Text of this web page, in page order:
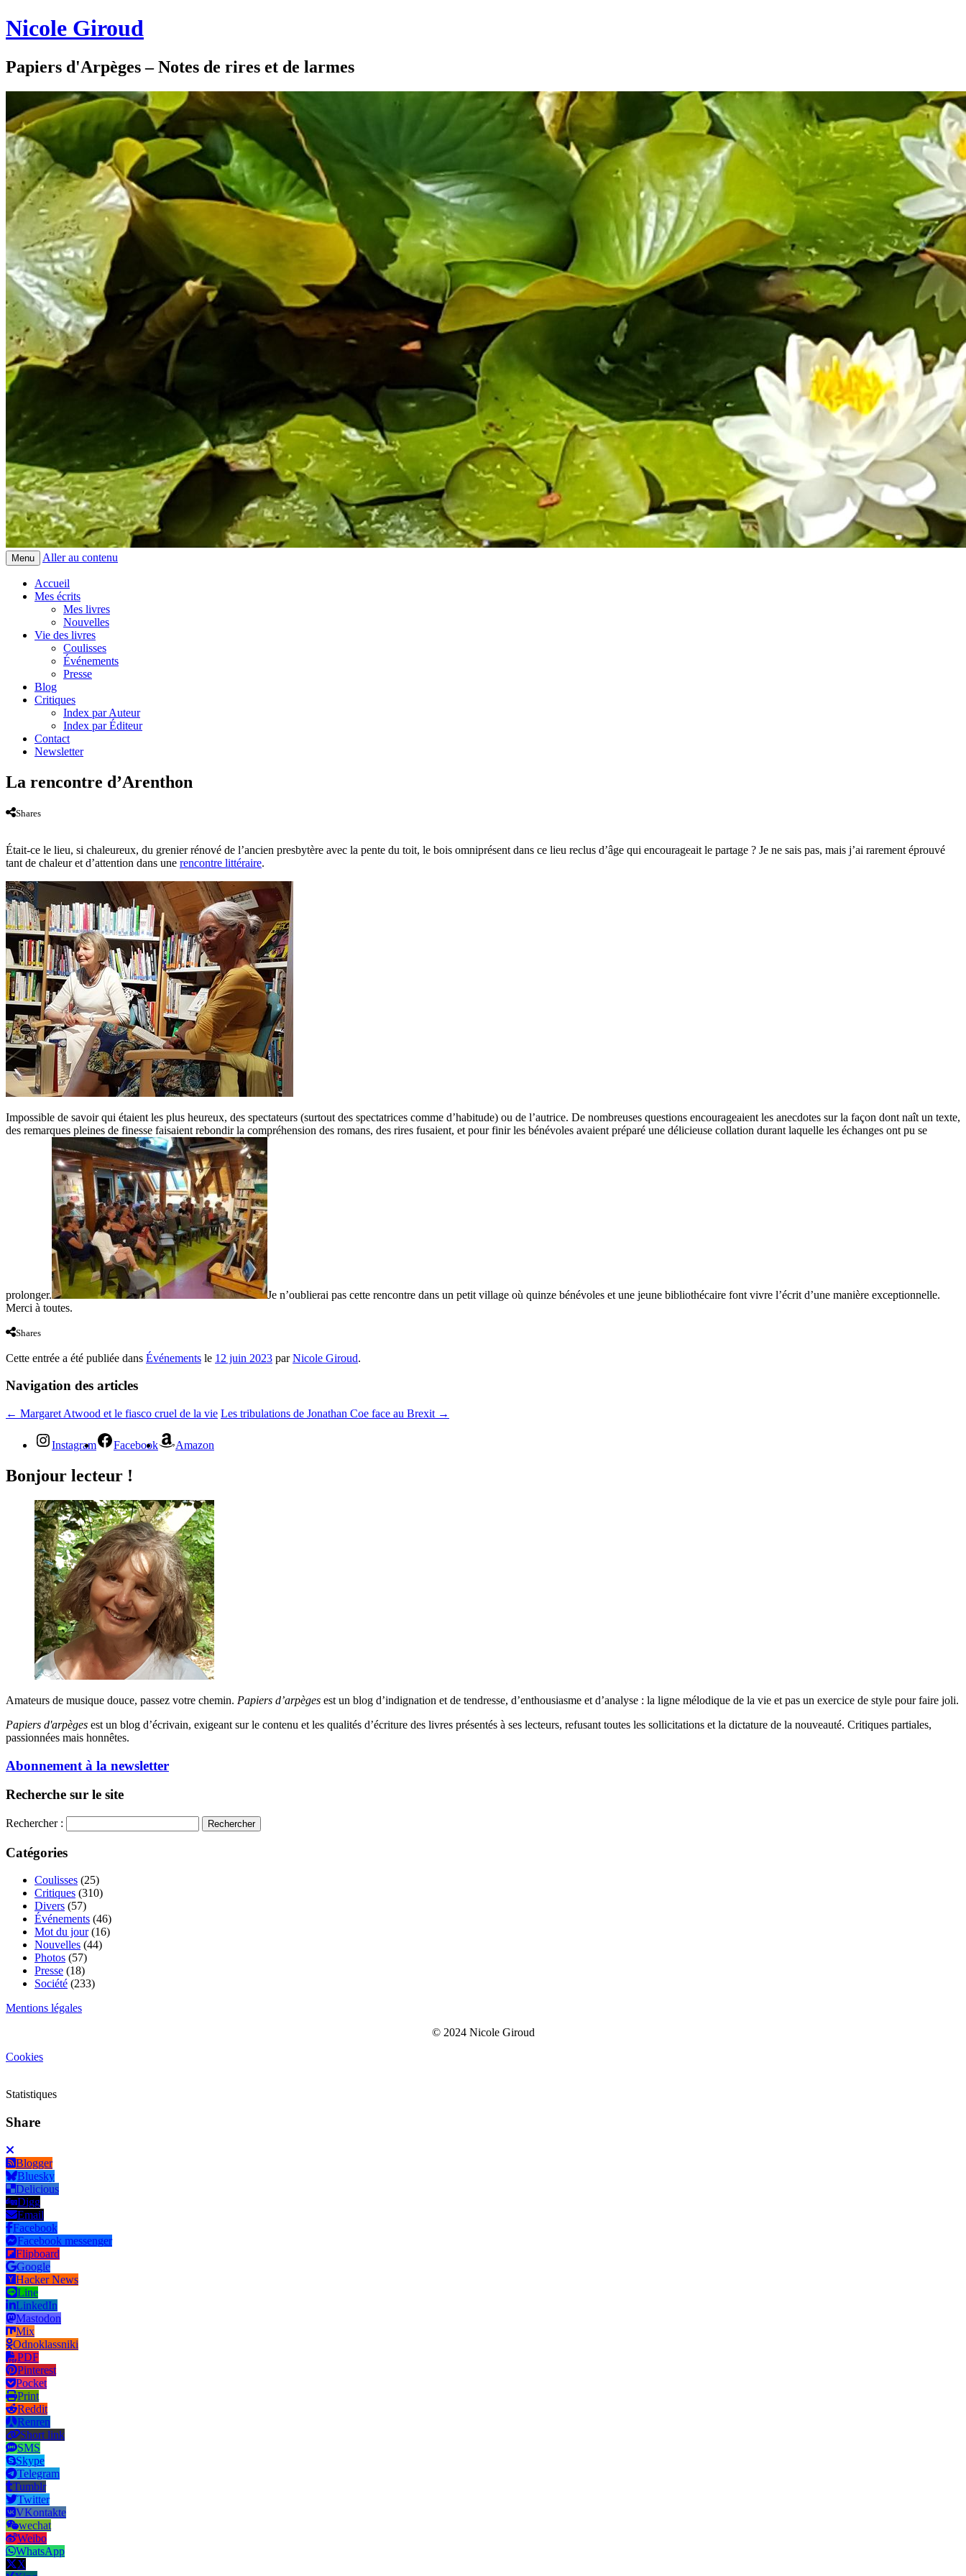
Nicole Giroud
Papiers d'Arpèges – Notes de rires et de larmes
Menu Aller au contenu
Accueil
Mes écrits
Mes livres
Nouvelles
Vie des livres
Coulisses
Événements
Presse
Blog
Critiques
Index par Auteur
Index par Éditeur
Contact
Newsletter
La rencontre d’Arenthon
Shares
Était-ce le lieu, si chaleureux, du grenier rénové de l’ancien presbytère avec la pente du toit, le bois omniprésent dans ce lieu reclus d’âge qui encourageait le partage ? Je ne sais pas, mais j’ai rarement éprouvé
tant de chaleur et d’attention dans une rencontre littéraire.
Impossible de savoir qui étaient les plus heureux, des spectateurs (surtout des spectatrices comme d’habitude) ou de l’autrice. De nombreuses questions encourageaient les anecdotes sur la façon dont naît un texte,
des remarques pleines de finesse faisaient rebondir la compréhension des romans, des rires fusaient, et pour finir les bénévoles avaient préparé une délicieuse collation durant laquelle les échanges ont pu se
prolonger.
Je n’oublierai pas cette rencontre dans un petit village où quinze bénévoles et une jeune bibliothécaire font vivre l’écrit d’une manière exceptionnelle.
Merci à toutes.
Shares
Cette entrée a été publiée dans Événements le 12 juin 2023 parNicole Giroud.
Navigation des articles
← Margaret Atwood et le fiasco cruel de la vie Les tribulations de Jonathan Coe face au Brexit →
Instagram Facebook Amazon
Bonjour lecteur !
Amateurs de musique douce, passez votre chemin. Papiers d’arpèges est un blog d’indignation et de tendresse, d’enthousiasme et d’analyse : la ligne mélodique de la vie et pas un exercice de style pour faire joli.
Papiers d'arpèges est un blog d’écrivain, exigeant sur le contenu et les qualités d’écriture des livres présentés à ses lecteurs, refusant toutes les sollicitations et la dictature de la nouveauté. Critiques partiales,
passionnées mais honnêtes.
Abonnement à la newsletter
Recherche sur le site
Rechercher :
Catégories
Coulisses (25)
Critiques (310)
Divers (57)
Événements (46)
Mot du jour(16)
Nouvelles (44)
Photos (57)
Presse (18)
Société (233)
Mentions légales
© 2024 Nicole Giroud
Cookies
Statistiques
Share
Blogger
Bluesky
Delicious
Digg
Email
Facebook
Facebook messenger
Flipboard
Google
Hacker News
Line
LinkedIn
Mastodon
Mix
Odnoklassniki
PDF
Pinterest
Pocket
Print
Reddit
Renren
Short link
SMS
Skype
Telegram
Tumblr
Twitter
VKontakte
wechat
Weibo
WhatsApp
X